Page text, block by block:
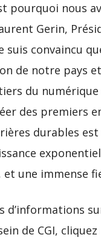
pourquoi nous
Gerin,
suis convaincu
de notre pays
du
des premiers
durables
une immense
de CGI, cliquez